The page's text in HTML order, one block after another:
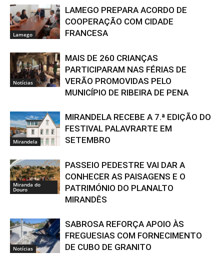
Lamego
LAMEGO PREPARA ACORDO DE
COOPERAÇÃO COM CIDADE
FRANCESA
Notícias
MAIS DE 260 CRIANÇAS
PARTICIPARAM NAS FÉRIAS DE
VERÃO PROMOVIDAS PELO
MUNICÍPIO DE RIBEIRA DE PENA
Mirandela
MIRANDELA RECEBE A 7.ª EDIÇÃO DO
FESTIVAL PALAVRARTE EM
SETEMBRO
Miranda do
Douro
PASSEIO PEDESTRE VAI DAR A
CONHECER AS PAISAGENS E O
PATRIMÓNIO DO PLANALTO
MIRANDÊS
Notícias
SABROSA REFORÇA APOIO ÀS
FREGUESIAS COM FORNECIMENTO
DE CUBO DE GRANITO